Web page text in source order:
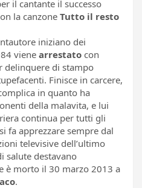
il cantante il successo
la canzone Tutto il resto
iniziano dei
viene arrestato con
delinquere di stampo
Finisce in carcere,
in quanto ha
della malavita, e lui
continua per tutti gli
fa apprezzare sempre dal
televisive dell’ultimo
salute destavano
è morto il 30 marzo 2013 a
.